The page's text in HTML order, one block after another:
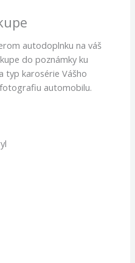
autodoplnku na váš
do poznámky ku
typ karosérie Vášho
automobilu.